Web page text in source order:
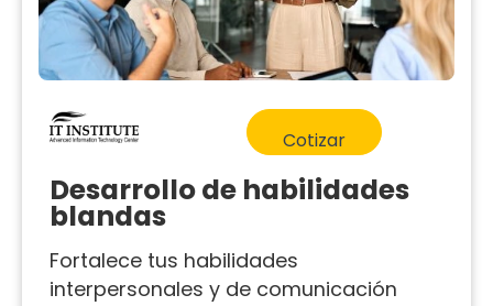
Cotizar
Desarrollo de habilidades
blandas
Fortalece tus habilidades
interpersonales y de comunicación